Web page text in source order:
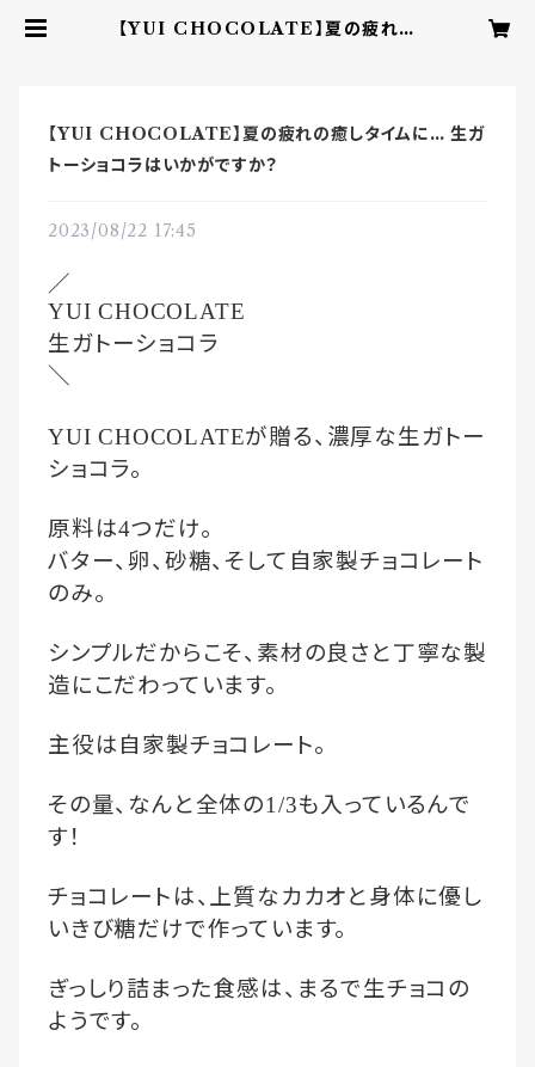
【YUI CHOCOLATE】夏の疲れの
【YUI CHOCOLATE】夏の疲れの癒しタイムに… 生ガ
トーショコラはいかがですか？
2023/08/22 17:45
／
YUI CHOCOLATE
生ガトーショコラ
＼
YUI CHOCOLATEが贈る、濃厚な生ガトー
ショコラ。
原料は4つだけ。
バター、卵、砂糖、そして自家製チョコレート
のみ。
シンプルだからこそ、素材の良さと丁寧な製
造にこだわっています。
主役は自家製チョコレート。
その量、なんと全体の1/3も入っているんで
す！
チョコレートは、上質なカカオと身体に優し
いきび糖だけで作っています。
ぎっしり詰まった食感は、まるで生チョコの
ようです。